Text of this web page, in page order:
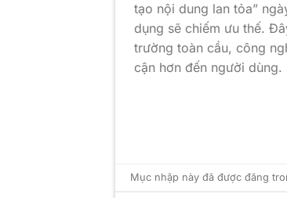
tạo nội dung lan tỏa”
dụng sẽ chiếm ưu thế.
trường toàn cầu, công
cận hơn đến người dùng.
Mục nhập này đã được đăng